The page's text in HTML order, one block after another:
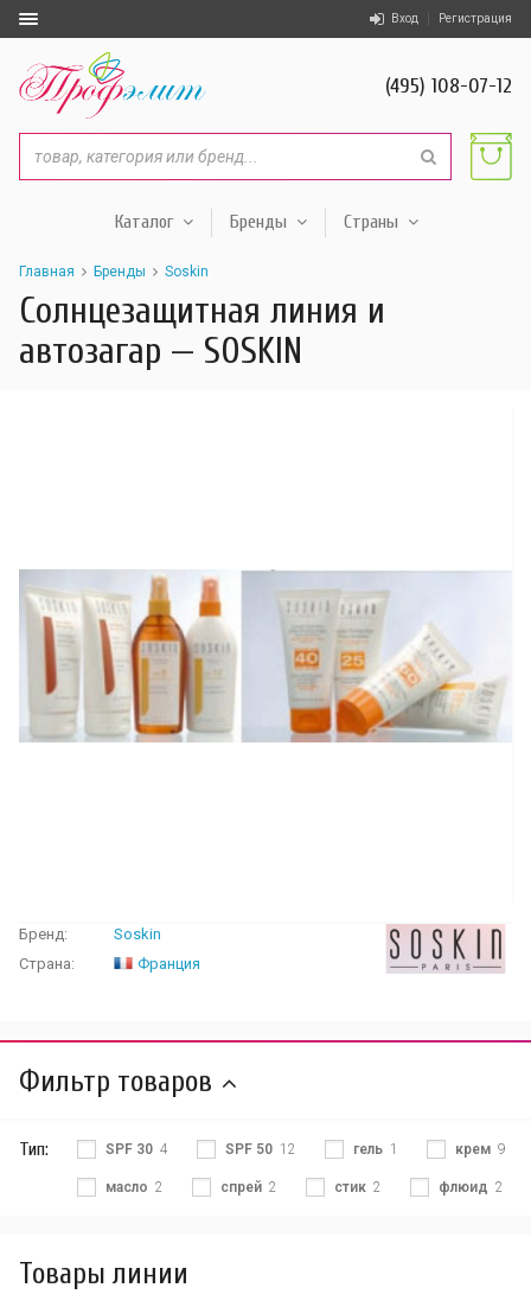
Вход Регистрация
(495) 108-07-12
Каталог Бренды Страны
Главная Бренды Soskin
Солнцезащитная линия и
автозагар — SOSKIN
Бренд:
Soskin
Страна:
Франция
Фильтр товаров
Тип: SPF 30 4 SPF 50 12 гель 1 крем 9
масло 2 спрей 2 стик 2 флюид 2
Товары линии